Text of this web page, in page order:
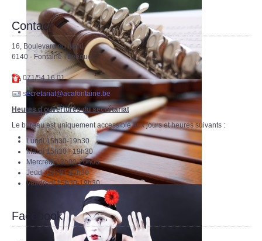
Contact
16, Boulevard du Nord
6140 - Fontaine-l'Evêque
071/54.16.01
secretariat@acafontaine.be
Heures d'ouvertures du secrétariat
Le bureau est uniquement accessible aux jours et heures suivants :
Lundi 15h30-19h30
Mardi 15h30 - 19h30
Mercredi 13h00-20h00
Jeudi 15h30-19h30
Vendredi 15h30-19h30
Facebook